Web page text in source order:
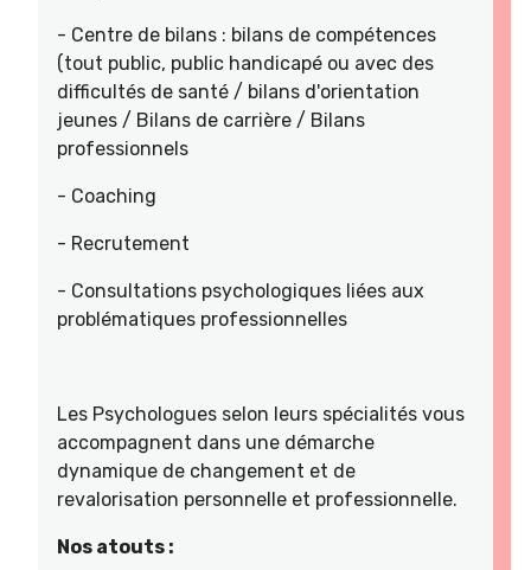
- Centre de bilans : bilans de compétences
(tout public, public handicapé ou avec des
difficultés de santé / bilans d'orientation
jeunes / Bilans de carrière / Bilans
professionnels
- Coaching
- Recrutement
- Consultations psychologiques liées aux
problématiques professionnelles
Les Psychologues selon leurs spécialités vous
accompagnent dans une démarche
dynamique de changement et de
revalorisation personnelle et professionnelle.
Nos atouts :